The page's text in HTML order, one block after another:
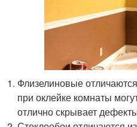
Флизелиновые
при оклейке комнаты
отлично скрывает